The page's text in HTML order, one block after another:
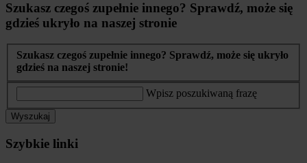
Szukasz czegoś zupełnie innego? Sprawdź, może się
gdzieś ukryło na naszej stronie
Szukasz czegoś zupełnie innego? Sprawdź, może się ukryło
gdzieś na naszej stronie!
Wpisz poszukiwaną frazę
Wyszukaj
Szybkie linki